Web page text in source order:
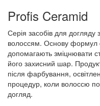
Profis Ceramid
Серія засобів для
волоссям. Основу формул
допомагають зміцнювати
його захисний шар.
після фарбування,
процедур, коли волоссю
догляд.